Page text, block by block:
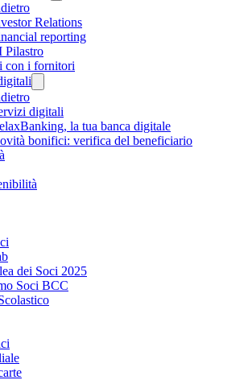
Relations
reporting
Pilastro
con i fornitori
digitali
la tua banca digitale
bonifici: verifica del beneficiario
dei Soci 2025
Soci BCC